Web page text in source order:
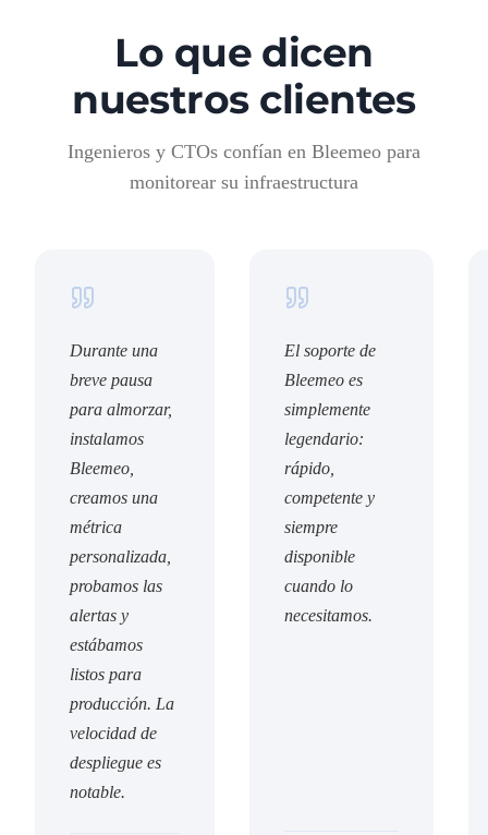
Lo que dicen
nuestros clientes
Ingenieros y CTOs confían en Bleemeo para
monitorear su infraestructura
Durante una
breve pausa
para almorzar,
instalamos
Bleemeo,
creamos una
métrica
personalizada,
probamos las
alertas y
estábamos
listos para
producción. La
velocidad de
despliegue es
notable.
El soporte de
Bleemeo es
simplemente
legendario:
rápido,
competente y
siempre
disponible
cuando lo
necesitamos.